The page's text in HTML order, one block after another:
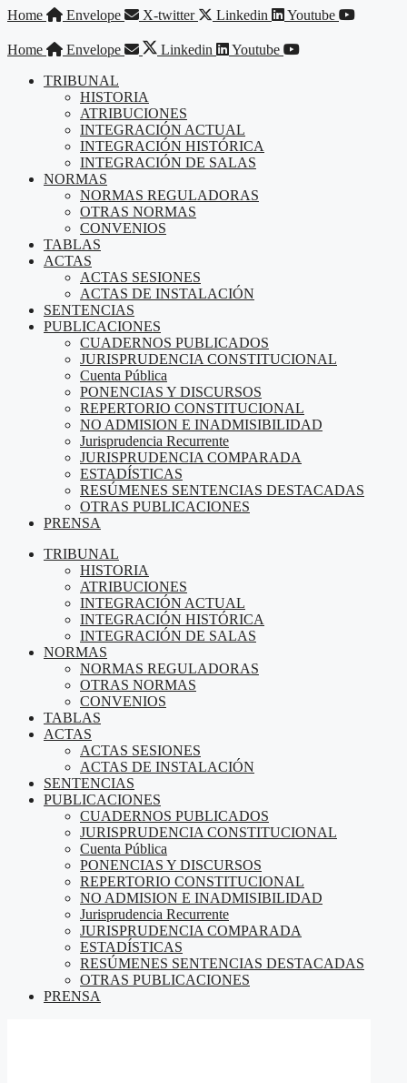
Saltar
contenido
Home Envelope X-twitter Linkedin Youtube
Home Envelope Linkedin
Youtube
TRIBUNAL
HISTORIA
ATRIBUCIONES
INTEGRACIÓN ACTUAL
INTEGRACIÓN HISTÓRICA
INTEGRACIÓN DE SALAS
NORMAS
NORMAS REGULADORAS
OTRAS NORMAS
CONVENIOS
TABLAS
ACTAS
ACTAS SESIONES
ACTAS DE INSTALACIÓN
SENTENCIAS
PUBLICACIONES
CUADERNOS PUBLICADOS
JURISPRUDENCIA CONSTITUCIONAL
Cuenta Pública
PONENCIAS Y DISCURSOS
REPERTORIO CONSTITUCIONAL
NO ADMISION E INADMISIBILIDAD
Jurisprudencia Recurrente
JURISPRUDENCIA COMPARADA
ESTADÍSTICAS
RESÚMENES SENTENCIAS DESTACADAS
OTRAS PUBLICACIONES
PRENSA
TRIBUNAL
HISTORIA
ATRIBUCIONES
INTEGRACIÓN ACTUAL
INTEGRACIÓN HISTÓRICA
INTEGRACIÓN DE SALAS
NORMAS
NORMAS REGULADORAS
OTRAS NORMAS
CONVENIOS
TABLAS
ACTAS
ACTAS SESIONES
ACTAS DE INSTALACIÓN
SENTENCIAS
PUBLICACIONES
CUADERNOS PUBLICADOS
JURISPRUDENCIA CONSTITUCIONAL
Cuenta Pública
PONENCIAS Y DISCURSOS
REPERTORIO CONSTITUCIONAL
NO ADMISION E INADMISIBILIDAD
Jurisprudencia Recurrente
JURISPRUDENCIA COMPARADA
ESTADÍSTICAS
RESÚMENES SENTENCIAS DESTACADAS
OTRAS PUBLICACIONES
PRENSA